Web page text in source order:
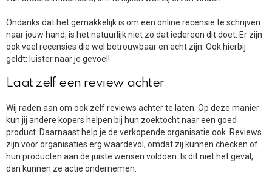
Ondanks dat het gemakkelijk is om een online recensie te schrijven
naar jouw hand, is het natuurlijk niet zo dat iedereen dit doet. Er zijn
ook veel recensies die wel betrouwbaar en echt zijn. Ook hierbij
geldt: luister naar je gevoel!
Laat zelf een review achter
Wij raden aan om ook zelf reviews achter te laten. Op deze manier
kun jij andere kopers helpen bij hun zoektocht naar een goed
product. Daarnaast help je de verkopende organisatie ook. Reviews
zijn voor organisaties erg waardevol, omdat zij kunnen checken of
hun producten aan de juiste wensen voldoen. Is dit niet het geval,
dan kunnen ze actie ondernemen.